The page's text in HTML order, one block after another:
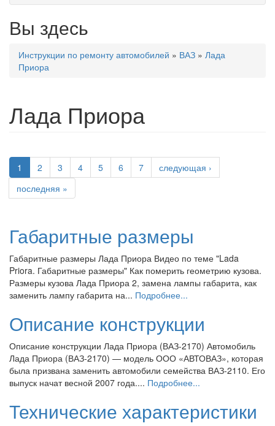
Вы здесь
Инструкции по ремонту автомобилей » ВАЗ » Лада
Приора
Лада Приора
1 2 3 4 5 6 7
следующая ›
последняя »
Габаритные размеры
Габаритные размеры Лада Приора Видео по теме "Lada
Priora. Габаритные размеры" Как померить геометрию кузова.
Размеры кузова Лада Приора 2, замена лампы габарита, как
заменить лампу габарита на... Подробнее...
Описание конструкции
Описание конструкции Лада Приора (ВАЗ-2170) Автомобиль
Лада Приора (ВАЗ-2170) — модель ООО «АВТОВАЗ», которая
была призвана заменить автомобили семейства ВАЗ-2110. Его
выпуск начат весной 2007 года.... Подробнее...
Технические характеристики